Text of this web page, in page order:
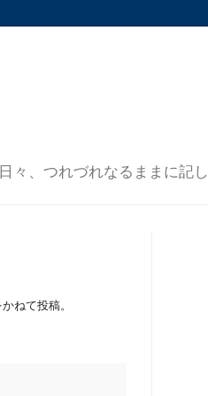
々、つれづれなるままに記
ねて投稿。